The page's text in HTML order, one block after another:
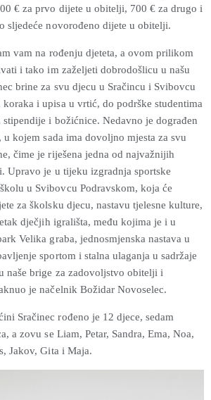
€ za prvo dijete u obitelji, 700 € za drugo i
sljedeće novorođeno dijete u obitelji.
vam na rođenju djeteta, a ovom prilikom
i tako im zaželjeti dobrodošlicu u našu
brine za svu djecu u Sračincu i Svibovcu
i upisa u vrtić, do podrške studentima
i božićnice. Nedavno je dograđen
kojem sada ima dovoljno mjesta za svu
čime je riješena jedna od najvažnijih
Upravo je u tijeku izgradnja sportske
u Svibovcu Podravskom, koja će
za školsku djecu, nastavu tjelesne kulture,
dječjih igrališta, među kojima je i u
Velika graba, jednosmjenska nastava u
sportom i stalna ulaganja u sadržaje
naše brige za zadovoljstvo obitelji i
je načelnik Božidar Novoselec.
Sračinec rođeno je 12 djece, sedam
a zovu se Liam, Petar, Sandra, Ema, Noa,
Jakov, Gita i Maja.